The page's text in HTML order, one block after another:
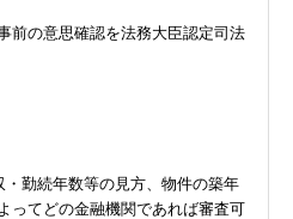
前の意思確認を法務大臣認定司法
勤続年数等の見方、物件の築年
ってどの金融機関であれば審査可